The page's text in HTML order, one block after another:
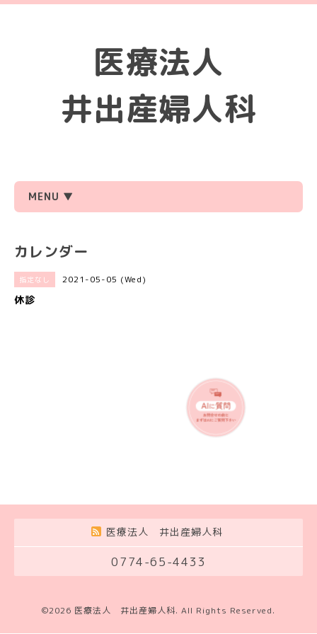
医療法人
井出産婦人科
MENU ▼
カレンダー
指定なし 2021-05-05 (Wed)
休診
医療法人 井出産婦人科
0774-65-4433
©2026 医療法人 井出産婦人科. All Rights Reserved.